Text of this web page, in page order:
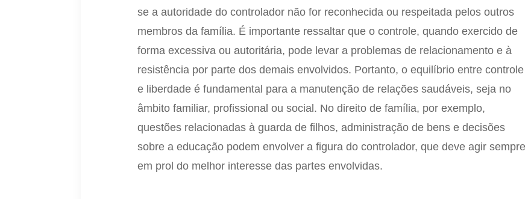
se a autoridade do controlador não for reconhecida ou respeitada pelos outros
membros da família. É importante ressaltar que o controle, quando exercido de
forma excessiva ou autoritária, pode levar a problemas de relacionamento e à
resistência por parte dos demais envolvidos. Portanto, o equilíbrio entre controle
e liberdade é fundamental para a manutenção de relações saudáveis, seja no
âmbito familiar, profissional ou social. No direito de família, por exemplo,
questões relacionadas à guarda de filhos, administração de bens e decisões
sobre a educação podem envolver a figura do controlador, que deve agir sempre
em prol do melhor interesse das partes envolvidas.